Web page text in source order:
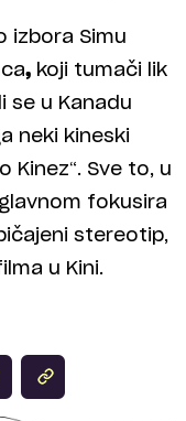
izbora Simu
, koji tumači lik
se u Kanadu
neki kineski
Kinez“. Sve to, u
fokusira
stereotip,
u Kini.